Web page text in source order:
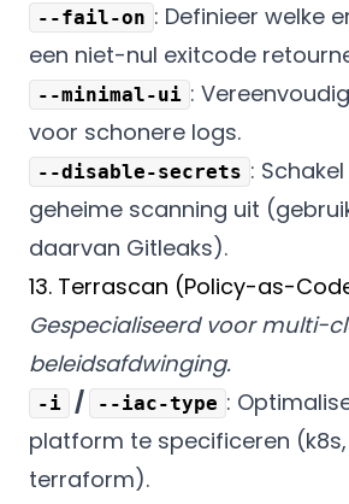
--fail-on : Definieer welke
een niet-nul exitcode
--minimal-ui :
voor schonere logs.
--disable-secrets :
geheime scanning uit
daarvan Gitleaks).
13. Terrascan (Policy-as-
Gespecialiseerd voor multi-
beleidsafdwinging.
-i / --iac-type :
platform te specificeren
terraform).